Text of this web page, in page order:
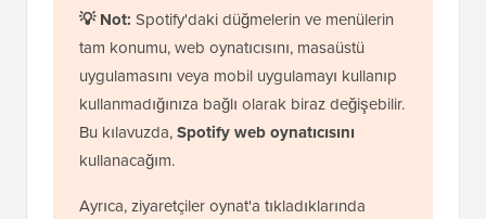
💡 Not: Spotify'daki düğmelerin ve menülerin
tam konumu, web oynatıcısını, masaüstü
uygulamasını veya mobil uygulamayı kullanıp
kullanmadığınıza bağlı olarak biraz değişebilir.
Bu kılavuzda,Spotify web oynatıcısını
kullanacağım.
Ayrıca, ziyaretçiler oynat'a tıkladıklarında